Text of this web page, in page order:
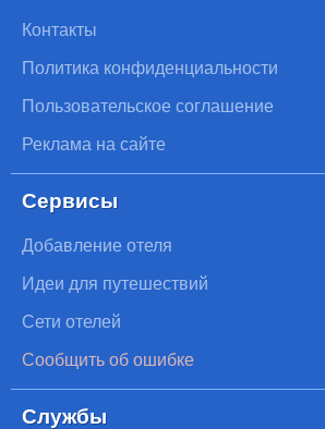
Контакты
Политика конфиденциальности
Пользовательское соглашение
Реклама на сайте
Сервисы
Добавление отеля
Идеи для путешествий
Сети отелей
Сообщить об ошибке
Службы